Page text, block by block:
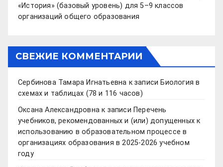
«История» (базовый уровень) для 5–9 классов
организаций общего образования
СВЕЖИЕ КОММЕНТАРИИ
Сербинова Тамара Игнатьевна к записи Биология в
схемах и таблицах (78 и 116 часов)
Оксана Александровна к записи Перечень
учебников, рекомендованных и (или) допущенных к
использованию в образовательном процессе в
организациях образования в 2025-2026 учебном
году